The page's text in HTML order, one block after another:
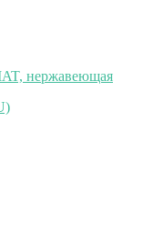
нержавеющая